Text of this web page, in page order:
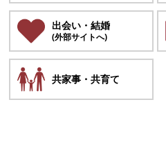
出会い・結婚
(外部サイトへ)
共家事・共育て